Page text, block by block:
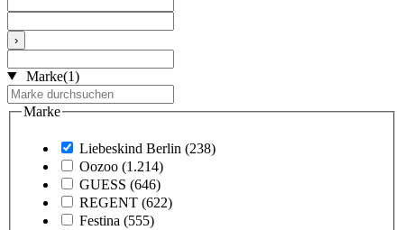
›
Marke(1)
Marke
Liebeskind Berlin (238)
Oozoo (1.214)
GUESS (646)
REGENT (622)
Festina (555)